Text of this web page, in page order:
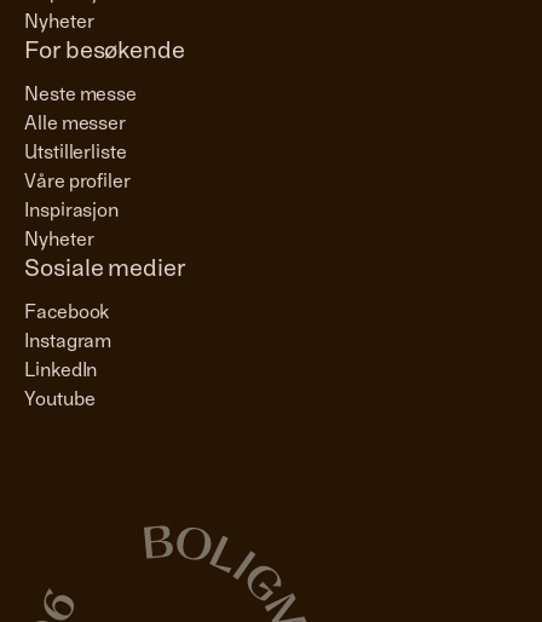
Nyheter
For besøkende
Neste messe
Alle messer
Utstillerliste
Våre profiler
Inspirasjon
Nyheter
Sosiale medier
Facebook
Instagram
LinkedIn
Youtube